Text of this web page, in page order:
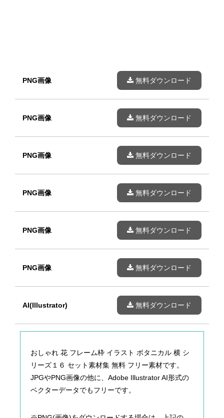
PNG画像 無料ダウンロード
PNG画像 無料ダウンロード
PNG画像 無料ダウンロード
PNG画像 無料ダウンロード
PNG画像 無料ダウンロード
PNG画像 無料ダウンロード
AI(Illustrator) 無料ダウンロード
おしゃれ 花 フレーム枠 イラスト ボタニカル 横 シ
リーズ１６ セット素材集 無料 フリー素材です。
JPGやPNG画像の他に、Adobe Illustrator AI形式の
ベクターデータでもフリーです。